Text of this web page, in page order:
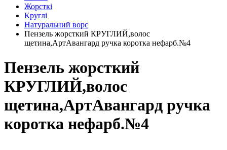
Жорсткі
Круглі
Натуральний ворс
Пензель жорсткий КРУГЛИЙ,волос
щетина,АртАвангард ручка коротка нефарб.№4
Пензель жорсткий
КРУГЛИЙ,волос
щетина,АртАвангард ручка
коротка нефарб.№4